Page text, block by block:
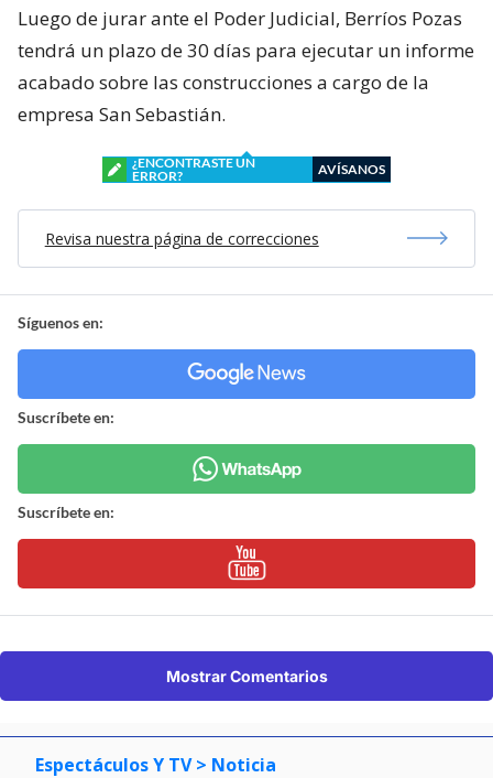
Luego de jurar ante el Poder Judicial, Berríos Pozas
tendrá un plazo de 30 días para ejecutar un informe
acabado sobre las construcciones a cargo de la
empresa San Sebastián.
¿ENCONTRASTE UN
ERROR?
AVÍSANOS
Revisa nuestra página de correcciones
Síguenos en:
Suscríbete en:
Suscríbete en:
Mostrar Comentarios
Espectáculos Y TV > Noticia